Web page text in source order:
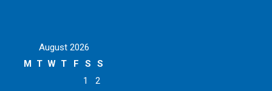
August 2026
M T W T F S
S
1
2